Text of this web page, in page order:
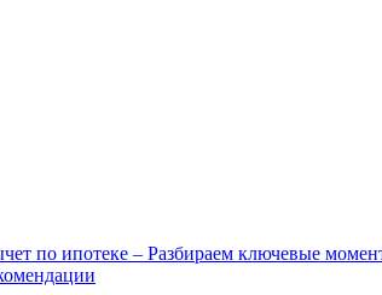
по ипотеке – Разбираем ключевые